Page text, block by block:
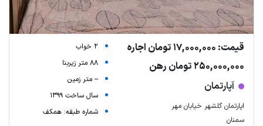
قیمت: 17,000,000 تومان اجاره
250,000,000 تومان رهن
آپارتمان
اپارتمان گلشهر خیابان مهر
سمنان
2 خواب
88 متر زیربنا
-- متر زمین
سال ساخت 1399
شماره طبقه: همکف